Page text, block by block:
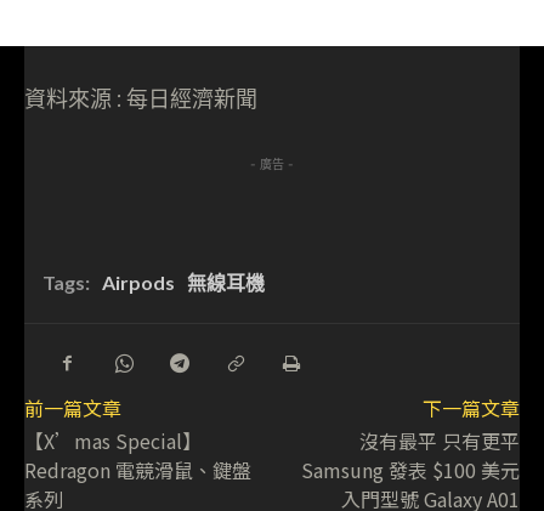
資料來源 : 每日經濟新聞
- 廣告 -
Tags: Airpods 無線耳機
前一篇文章
【X’mas Special】
Redragon 電競滑鼠、鍵盤
系列
下一篇文章
沒有最平 只有更平
Samsung 發表 $100 美元
入門型號 Galaxy A01